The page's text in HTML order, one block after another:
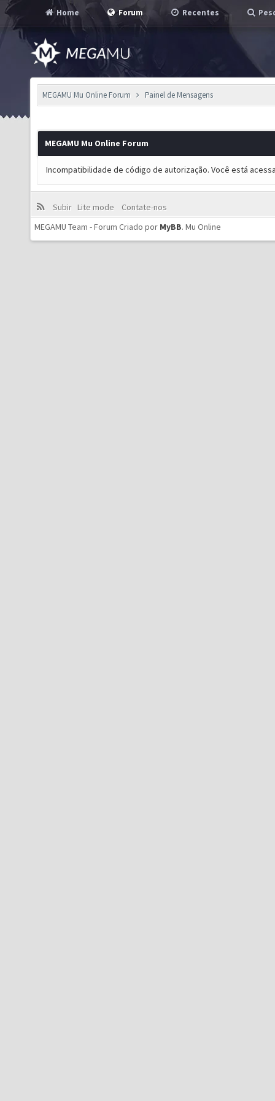
Home Forum Recentes
MEGAMU Mu Online Forum Painel de Mensagens
MEGAMU Mu Online Forum
Incompatibilidade de código de autorização. Você está
Subir Lite mode
Contate-nos
MEGAMU Team - Forum Criado por MyBB. Mu Online